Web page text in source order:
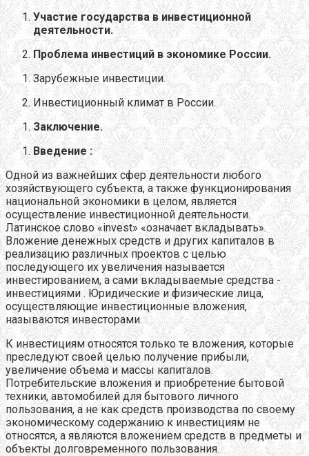
Участие государства в инвестиционной
деятельности.
Проблема инвестиций в экономике России.
Зарубежные инвестиции.
Инвестиционный климат в России.
Заключение.
Введение :
Одной из важнейших сфер деятельности любого
хозяйствующего субъекта, а также функционирования
национальной экономики в целом, является
осуществление инвестиционной деятельности.
Латинское слово «invest» «означает вкладывать».
Вложение денежных средств и других капиталов в
реализацию различных проектов с целью
последующего их увеличения называется
инвестированием, а сами вкладываемые средства -
инвестициями . Юридические и физические лица,
осуществляющие инвестиционные вложения,
называются инвесторами.
К инвестициям относятся только те вложения, которые
преследуют своей целью получение прибыли,
увеличение объема и массы капиталов.
Потребительские вложения и приобретение бытовой
техники, автомобилей для бытового личного
пользования, а не как средств производства по своему
экономическому содержанию к инвестициям не
относятся, а являются вложением средств в предметы и
объекты долговременного пользования.